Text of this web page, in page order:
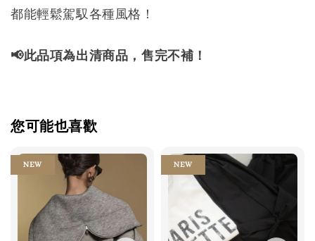
都能輕鬆駕馭各種風格！
📢此品項為出清商品，售完不補！
您可能也喜歡
NEW NEW